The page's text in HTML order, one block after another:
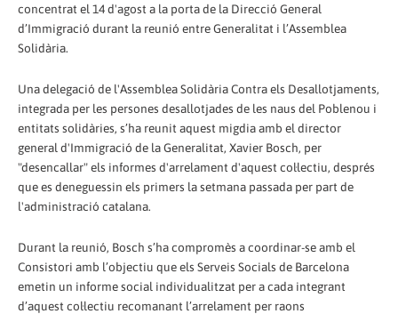
concentrat el 14 d'agost a la porta de la Direcció General
d’Immigració durant la reunió entre Generalitat i l’Assemblea
Solidària.
Una delegació de l'Assemblea Solidària Contra els Desallotjaments,
integrada per les persones desallotjades de les naus del Poblenou i
entitats solidàries, s’ha reunit aquest migdia amb el director
general d'Immigració de la Generalitat, Xavier Bosch, per
"desencallar" els informes d'arrelament d'aquest col·lectiu, després
que es deneguessin els primers la setmana passada per part de
l'administració catalana.
Durant la reunió, Bosch s’ha compromès a coordinar-se amb el
Consistori amb l’objectiu que els Serveis Socials de Barcelona
emetin un informe social individualitzat per a cada integrant
d’aquest col·lectiu recomanant l’arrelament per raons